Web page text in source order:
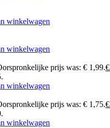
winkelwagen
winkelwagen
prijs was: € 1,99.€
winkelwagen
prijs was: € 1,75.€
winkelwagen